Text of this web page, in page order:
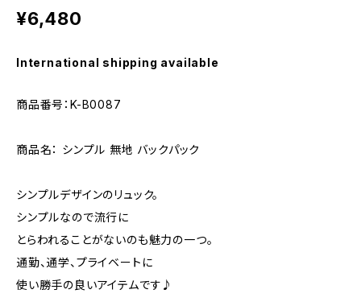
¥6,480
International shipping available
商品番号：K-B0087
商品名： シンプル 無地 バックパック
シンプルデザインのリュック。
シンプルなので流行に
とらわれることがないのも魅力の一つ。
通勤、通学、プライベートに
使い勝手の良いアイテムです♪